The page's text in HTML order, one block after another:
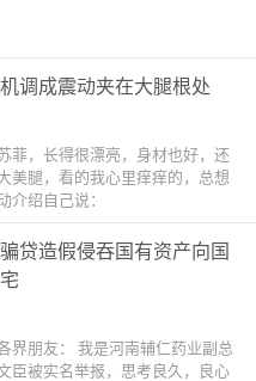
调成震动夹在大腿根处
菲，长得很漂亮，身材也好，还
美腿，看的我心里痒痒的，总想
介绍自己说：
贷造假侵吞国有资产向国
朋友： 我是河南辅仁药业副总
臣被实名举报，思考良久，良心